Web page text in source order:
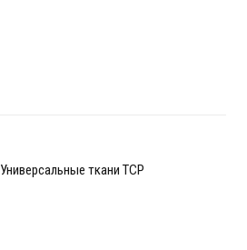
Универсальные ткани ТСР